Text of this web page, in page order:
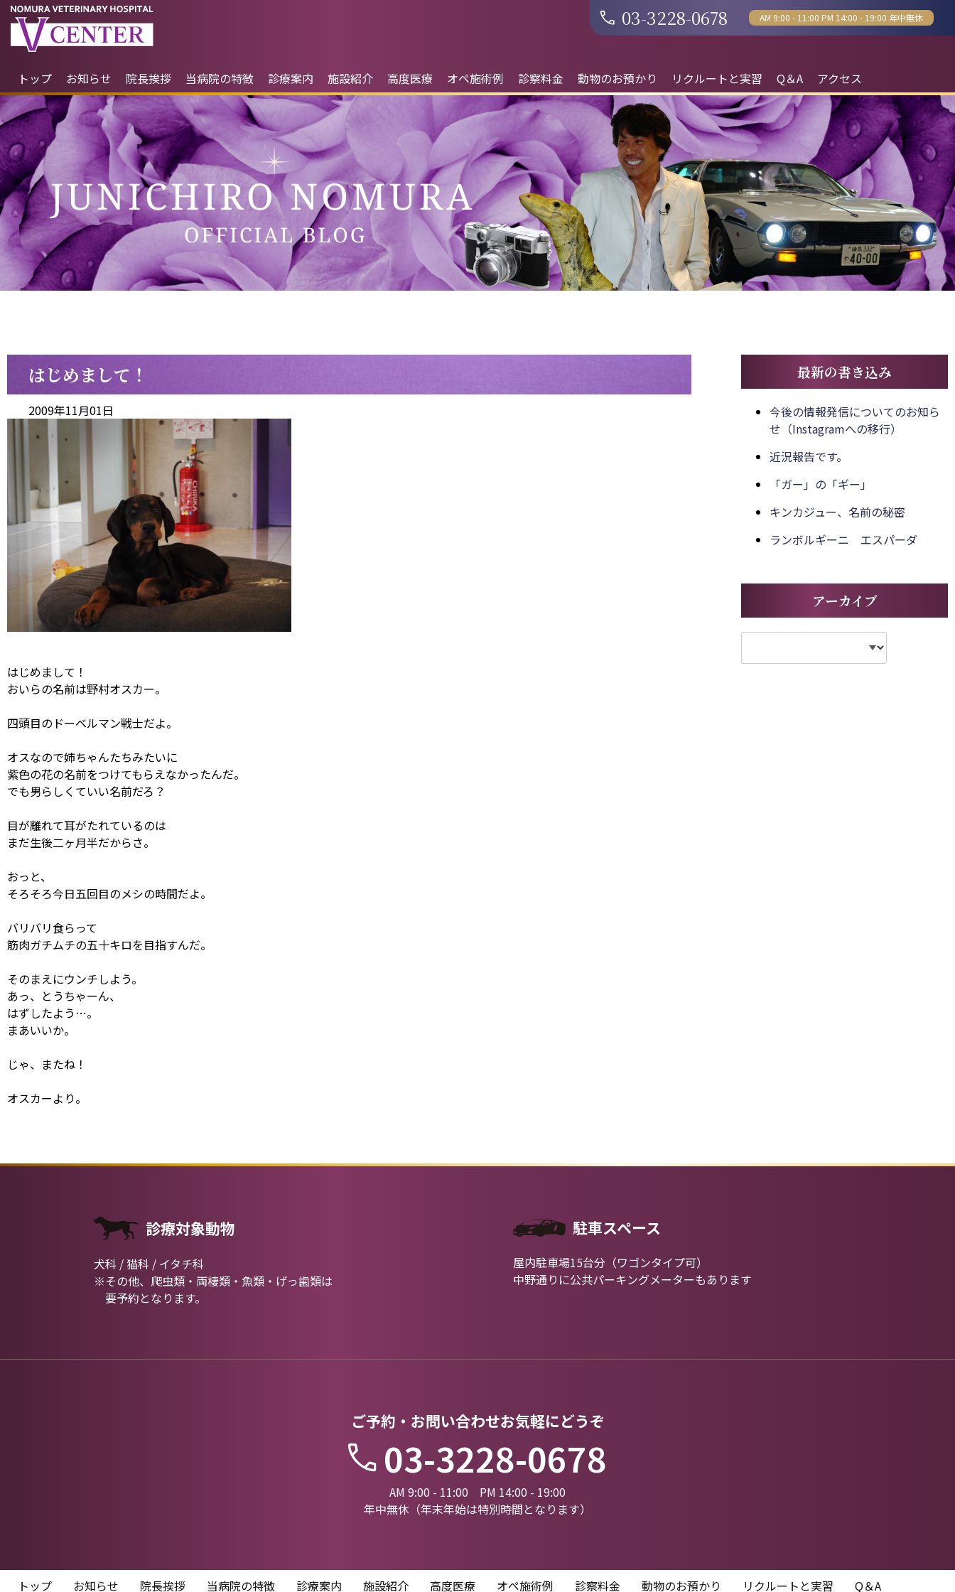
03-3228-0678 AM 9:00 - 11:00 PM 14:00 - 19:00 年中無休
トップ お知らせ 院長挨拶 当病院の特徴 診療案内 施設紹介 高度医療 オペ施術例 診察料金 動物のお預かり リクルートと実習 Q＆A アクセス
はじめまして！
2009年11月01日
はじめまして！
おいらの名前は野村オスカー。
四頭目のドーベルマン戦士だよ。
オスなので姉ちゃんたちみたいに
紫色の花の名前をつけてもらえなかったんだ。
でも男らしくていい名前だろ？
目が離れて耳がたれているのは
まだ生後二ヶ月半だからさ。
おっと、
そろそろ今日五回目のメシの時間だよ。
バリバリ食らって
筋肉ガチムチの五十キロを目指すんだ。
そのまえにウンチしよう。
あっ、とうちゃーん、
はずしたよう…。
まあいいか。
じゃ、またね！
オスカーより。
最新の書き込み
今後の情報発信についてのお知ら
せ（Instagramへの移行）
近況報告です。
「ガー」の「ギー」
キンカジュー、名前の秘密
ランボルギーニ エスパーダ
アーカイブ
診療対象動物
犬科 / 猫科 / イタチ科
※その他、爬虫類・両棲類・魚類・げっ歯類は
要予約となります。
駐車スペース
屋内駐車場15台分（ワゴンタイプ可）
中野通りに公共パーキングメーターもあります
ご予約・お問い合わせお気軽にどうぞ
03-3228-0678
AM 9:00 - 11:00 PM 14:00 - 19:00
年中無休（年末年始は特別時間となります）
トップ お知らせ 院長挨拶 当病院の特徴 診療案内 施設紹介 高度医療 オペ施術例 診察料金 動物のお預かり リクルートと実習 Q＆A